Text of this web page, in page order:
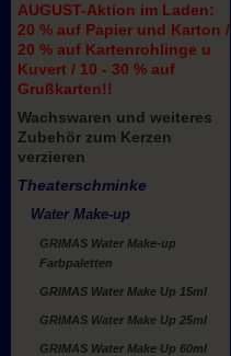
AUGUST-Aktion im Laden:
20 % auf Papier und Karton /
20 % auf Kartenrohlinge u
Kuvert / 10 - 30 % auf
Grußkarten!!
Wachswaren und weiteres
Zubehör zum Kerzen
verzieren
Theaterschminke
Water Make-up
GRIMAS Water Make-up
Farbpaletten
GRIMAS Water Make Up 15ml
GRIMAS Water Make Up 25ml
GRIMAS Water Make Up 60ml